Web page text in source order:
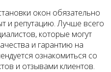
окон обязательно
и репутацию. Лучше всего
которые могут
и гарантию на
ознакомиться со
и отзывами клиентов.